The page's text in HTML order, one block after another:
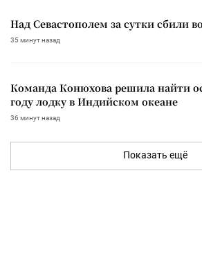
Над Севастополем за сутки сбили
35 минут назад
Команда Конюхова решила найти
году лодку в Индийском океане
36 минут назад
Показать ещё